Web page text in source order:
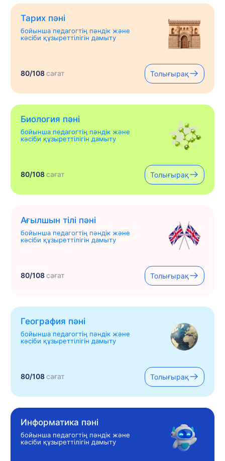
Тарих пәні
бойынша педагогтің пәндік және
кәсіби құзыреттілігін дамыту
80/108сағат Толығырақ
Биология пәні
бойынша педагогтің пәндік және
кәсіби құзыреттілігін дамыту
80/108сағат Толығырақ
Ағылшын тілі пәні
бойынша педагогтің пәндік және
кәсіби құзыреттілігін дамыту
80/108сағат Толығырақ
География пәні
бойынша педагогтің пәндік және
кәсіби құзыреттілігін дамыту
80/108сағат Толығырақ
Информатика пәні
бойынша педагогтің пәндік және
кәсіби құзыреттілігін дамыту